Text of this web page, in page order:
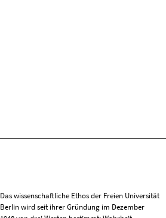
Das wissenschaftliche Ethos der Freien Universität
Berlin wird seit ihrer Gründung im Dezember